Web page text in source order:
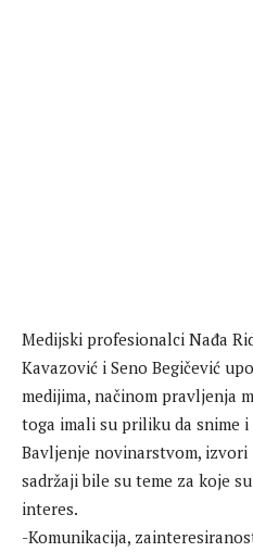
Medijski profesionalci Nađa
Kavazović i Seno Begičević
medijima, načinom pravljenja
toga imali su priliku da snime
Bavljenje novinarstvom,
sadržaji bile su teme za koje
interes.
-Komunikacija,